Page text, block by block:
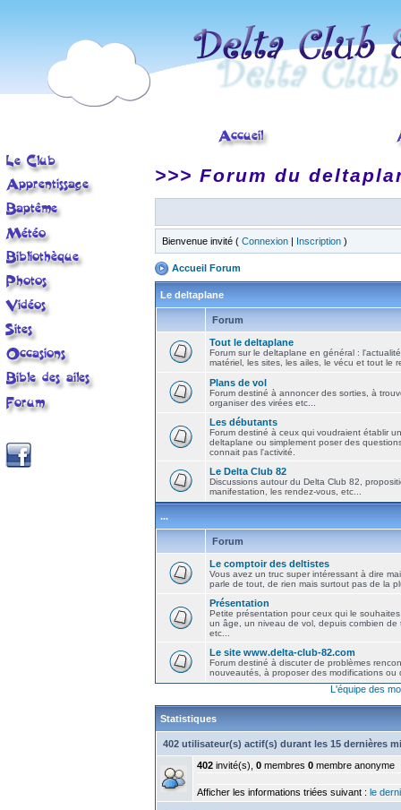
>>> Forum du
Bienvenue invité ( Connexion | Inscription )
Accueil Forum
Le deltaplane
Forum
Tout le deltaplane
Forum sur le deltaplane en général :
matériel, les sites, les ailes, le vécu et tout le
Plans de vol
Forum destiné à annoncer des sorties, à
organiser des virées etc...
Les débutants
Forum destiné à ceux qui voudraient établir
deltaplane ou simplement poser des
connait pas l'activité.
Le Delta Club 82
Discussions autour du Delta Club 82,
manifestation, les rendez-vous, etc...
...
Forum
Le comptoir des deltistes
Vous avez un truc super intéressant à dire
parle de tout, de rien mais surtout pas de la
Présentation
Petite présentation pour ceux qui le
un âge, un niveau de vol, depuis combien de
etc...
Le site www.delta-club-82.com
Forum destiné à discuter de problèmes
nouveautés, à proposer des modifications ou
L'équipe des
Statistiques
402 utilisateur(s) actif(s) durant les 15 dernières
402 invité(s), 0 membres 0 membre anonyme
Afficher les informations triées suivant : le